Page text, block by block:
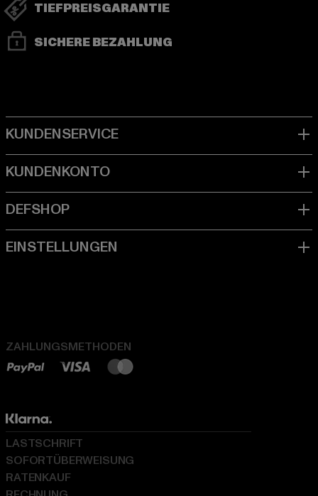
TIEFPREISGARANTIE
SICHERE BEZAHLUNG
ZAHLUNGSMETHODEN
LASTSCHRIFT
SOFORTÜBERWEISUNG
RATENKAUF